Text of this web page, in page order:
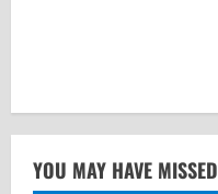
YOU MAY HAVE MISSED